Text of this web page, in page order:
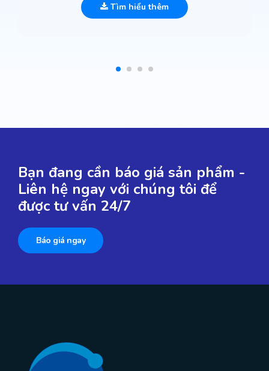
Tìm hiểu thêm
Bạn đang cần báo giá sản phẩm -
Liên hệ ngay với chúng tôi để
được tư vấn 24/7
Báo giá ngay